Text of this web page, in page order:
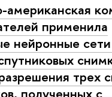
американская
применила
нейронные
трех